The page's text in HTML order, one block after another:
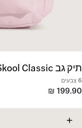
תיק גב Old Skool Classic
6 צבעים
₪ 199.90
+